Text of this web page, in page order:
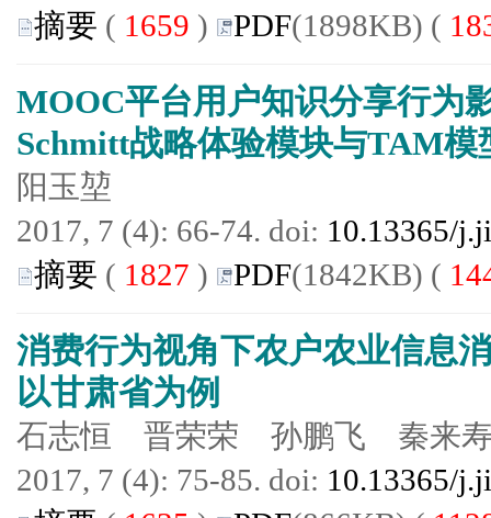
摘要 ( 1659 ) PDF(1898KB) (
MOOC平台用户知识分享行
Schmitt战略体验模块与TAM模
阳玉堃
2017, 7 (4): 66-74. doi: 10.13365/
摘要 ( 1827 ) PDF(1842KB) (
消费行为视角下农户农业信息
以甘肃省为例
石志恒 晋荣荣 孙鹏飞 秦来
2017, 7 (4): 75-85. doi: 10.13365/